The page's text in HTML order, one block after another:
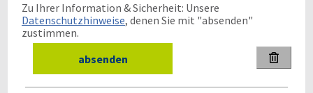
Zu Ihrer Information & Sicherheit: Unsere
Datenschutzhinweise, denen Sie mit "absenden"
zustimmen.
